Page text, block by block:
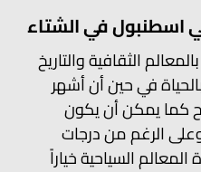
اسطنبول في الشتاء
الثقافية والتاريخ
بالحياة في حين أن أشهر
كما يمكن أن يكون
وعلى الرغم من درجات
المعالم السياحية خياراً